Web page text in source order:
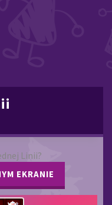
Linii?
EKRANIE